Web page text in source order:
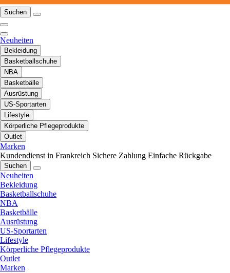
Suchen
Neuheiten
Bekleidung
Basketballschuhe
NBA
Basketbälle
Ausrüstung
US-Sportarten
Lifestyle
Körperliche Pflegeprodukte
Outlet
Marken
Kundendienst in Frankreich Sichere Zahlung Einfache Rückgabe
Suchen
Neuheiten
Bekleidung
Basketballschuhe
NBA
Basketbälle
Ausrüstung
US-Sportarten
Lifestyle
Körperliche Pflegeprodukte
Outlet
Marken